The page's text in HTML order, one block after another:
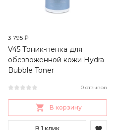
3 795 ₽
V45 Тоник-пенка для
обезвоженной кожи Hydra
Bubble Toner
0 отзывов
В корзину
В 1 клик